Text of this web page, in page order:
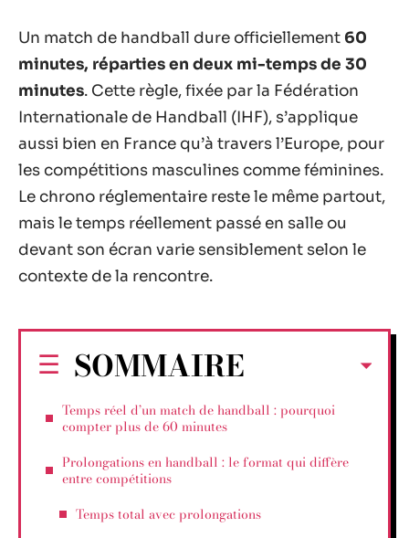
Un match de handball dure officiellement 60
minutes, réparties en deux mi-temps de 30
minutes. Cette règle, fixée par la Fédération
Internationale de Handball (IHF), s’applique
aussi bien en France qu’à travers l’Europe, pour
les compétitions masculines comme féminines.
Le chrono réglementaire reste le même partout,
mais le temps réellement passé en salle ou
devant son écran varie sensiblement selon le
contexte de la rencontre.
SOMMAIRE
Temps réel d’un match de handball : pourquoi
compter plus de 60 minutes
Prolongations en handball : le format qui diffère
entre compétitions
Temps total avec prolongations